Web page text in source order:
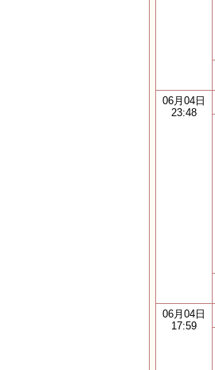
06月04日
23:48
06月04日
17:59